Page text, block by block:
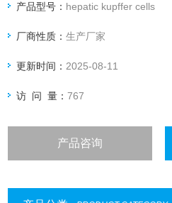
产品型号： hepatic kupffer cells
厂商性质：生产厂家
更新时间： 2025-08-11
访 问 量：767
产品咨询